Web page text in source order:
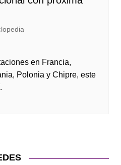
en Francia,
Polonia y Chipre, este